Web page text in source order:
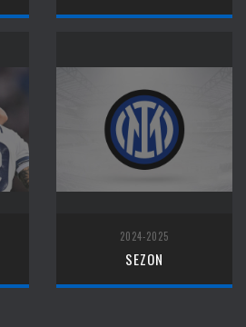
2024-2025
SEZON